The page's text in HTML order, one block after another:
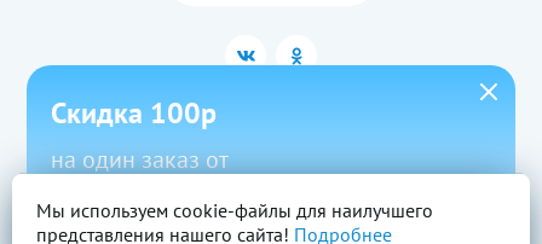
2026 © «LEKkupi»
Все права защищены.
Мы используем cookie-файлы для наилучшего
представления нашего сайта! Подробнее
Скидка 100р
на один заказ от